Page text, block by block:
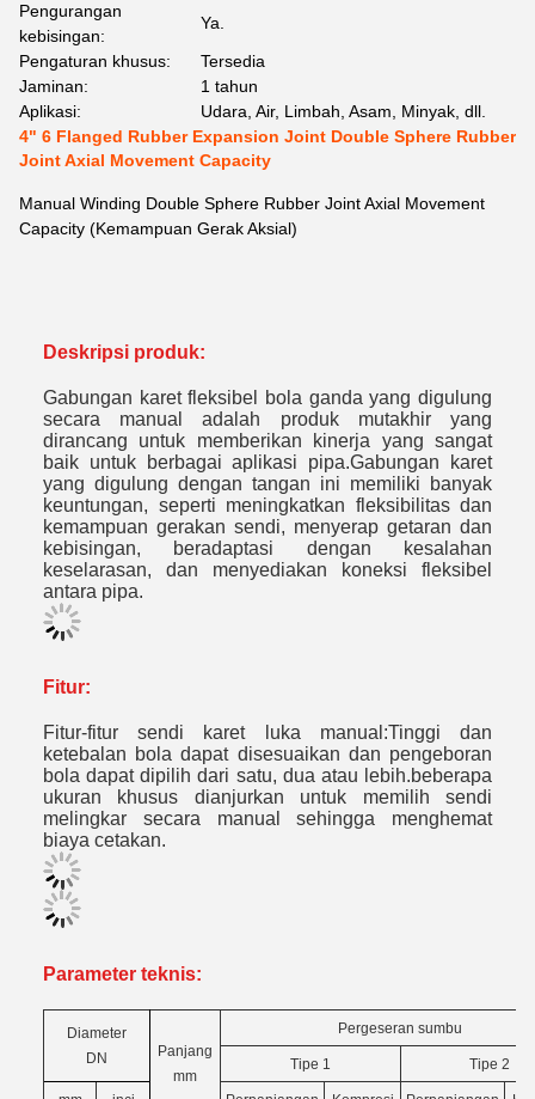
Pengurangan
kebisingan:
Ya.
Pengaturan khusus:
Tersedia
Jaminan:
1 tahun
Aplikasi:
Udara, Air, Limbah, Asam, Minyak, dll.
4" 6 Flanged Rubber Expansion Joint Double Sphere Rubber
Joint Axial Movement Capacity
Manual Winding Double Sphere Rubber Joint Axial Movement
Capacity (Kemampuan Gerak Aksial)
Deskripsi produk:
Gabungan karet fleksibel bola ganda yang digulung
secara manual adalah produk mutakhir yang
dirancang untuk memberikan kinerja yang sangat
baik untuk berbagai aplikasi pipa.Gabungan karet
yang digulung dengan tangan ini memiliki banyak
keuntungan, seperti meningkatkan fleksibilitas dan
kemampuan gerakan sendi, menyerap getaran dan
kebisingan, beradaptasi dengan kesalahan
keselarasan, dan menyediakan koneksi fleksibel
antara pipa.
Fitur:
Fitur-fitur sendi karet luka manual:Tinggi dan
ketebalan bola dapat disesuaikan dan pengeboran
bola dapat dipilih dari satu, dua atau lebih.beberapa
ukuran khusus dianjurkan untuk memilih sendi
melingkar secara manual sehingga menghemat
biaya cetakan.
Parameter teknis:
Diameter
DN
Panjang
mm
Pergeseran sumbu
Tipe 1 Tipe 2